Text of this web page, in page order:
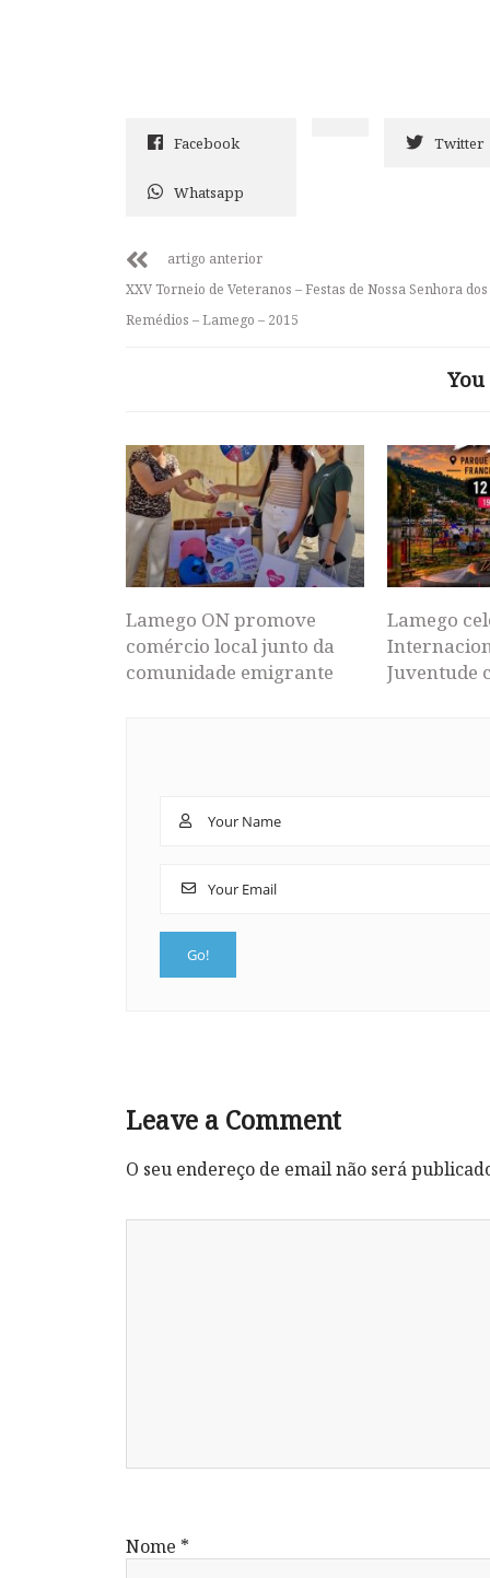
Facebook Twitter
Whatsapp
artigo anterior
XXV Torneio de Veteranos – Festas de Nossa Senhora dos
Remédios – Lamego – 2015
Lamego ON promove
comércio local junto da
comunidade emigrante
Lamego
Juventude
Leave a Comment
O seu endereço de email não será
Nome *